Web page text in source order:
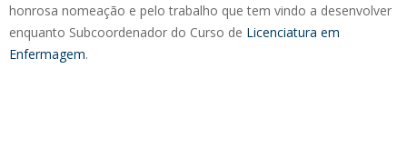
honrosa nomeação e pelo trabalho que tem vindo a desenvolver
enquanto Subcoordenador do Curso de Licenciatura em
Enfermagem.